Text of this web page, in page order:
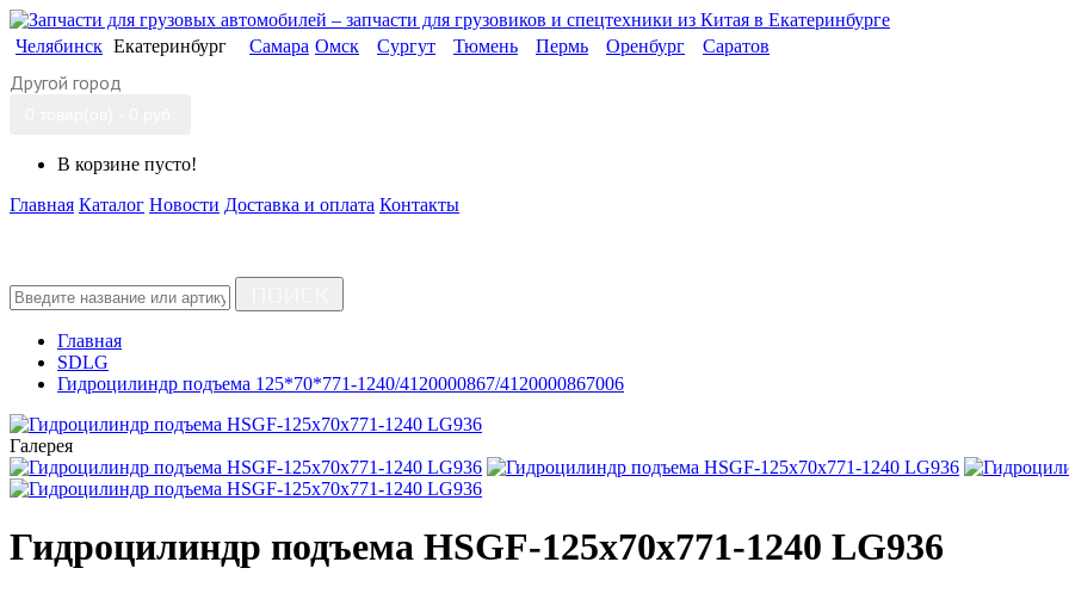
Челябинск Екатеринбург Самара Омск Сургут Тюмень Пермь Оренбург Саратов
Другой город
В корзине пусто!
Главная Каталог Новости Доставка и оплата Контакты
Главная
SDLG
Гидроцилиндр подъема 125*70*771-1240/4120000867/4120000867006
Галерея
Гидроцилиндр подъема HSGF-125х70х771-1240 LG936